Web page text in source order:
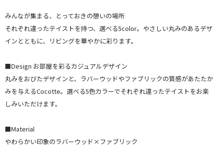
みんなが集まる、とっておきの憩いの場所
それぞれ違ったテイストを持つ、選べる5color。やさしい丸みのあるデザ
インとともに、リビングを華やかに彩ります。
■Design お部屋を彩るカジュアルデザイン
丸みをおびたデザインと、ラバーウッドやファブリックの質感があたたか
みを与えるCocotte。選べる5色カラーでそれぞれ違ったテイストをお楽
しみいただけます。
■Material
やわらかい印象のラバーウッド×ファブリック